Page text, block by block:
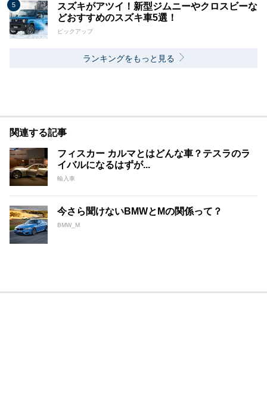
スズキがアツイ！新型ジムニーやクロスビーな
どおすすめのスズキ車5選！
ピックアップ
ランキングをもっと見る
関連する記事
フィスカー カルマとはどんな車？テスラのラ
イバルになるはずが...
輸入車
今さら聞けないBMWとMの関係って？
BMW_M